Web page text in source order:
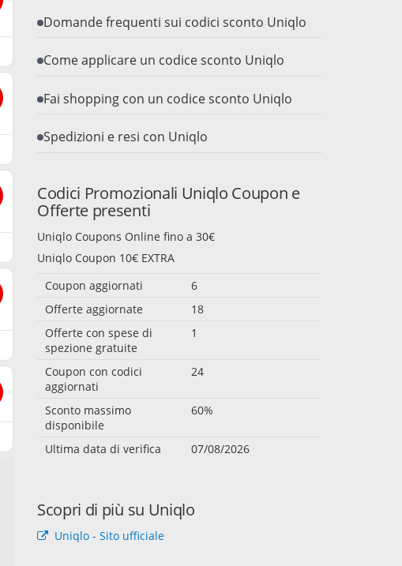
Domande frequenti sui codici sconto Uniqlo
Come applicare un codice sconto Uniqlo
Fai shopping con un codice sconto Uniqlo
Spedizioni e resi con Uniqlo
Codici Promozionali Uniqlo Coupon e
Offerte presenti
Uniqlo Coupons Online fino a 30€
Uniqlo Coupon 10€ EXTRA
Coupon aggiornati
6
Offerte aggiornate
18
Offerte con spese di
spezione gratuite
1
Coupon con codici
aggiornati
24
Sconto massimo
disponibile
60%
Ultima data di verifica 07/08/2026
Scopri di più su Uniqlo
Uniqlo - Sito ufficiale